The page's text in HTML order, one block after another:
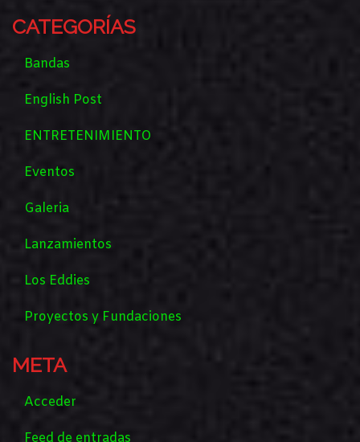
CATEGORÍAS
Bandas
English Post
ENTRETENIMIENTO
Eventos
Galeria
Lanzamientos
Los Eddies
Proyectos y Fundaciones
META
Acceder